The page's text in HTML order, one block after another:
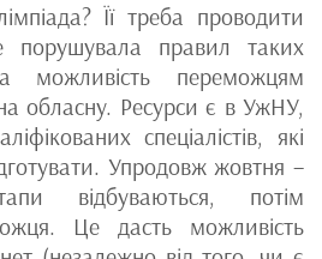
Її треба проводити
правил таких
можливість переможцям
обласну. Ресурси є в УжНУ,
спеціалістів, які
Упродовж жовтня –
відбуваються, потім
Це дасть можливість